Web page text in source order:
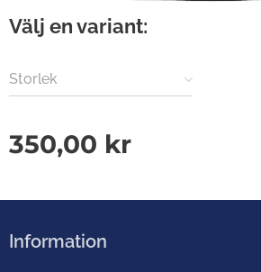
Välj en variant:
Storlek
350,00 kr
Information